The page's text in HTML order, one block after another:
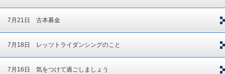
7月21日 古本募金
7月18日 レッツトライダンシングのこと
7月16日 気をつけて過ごしましょう